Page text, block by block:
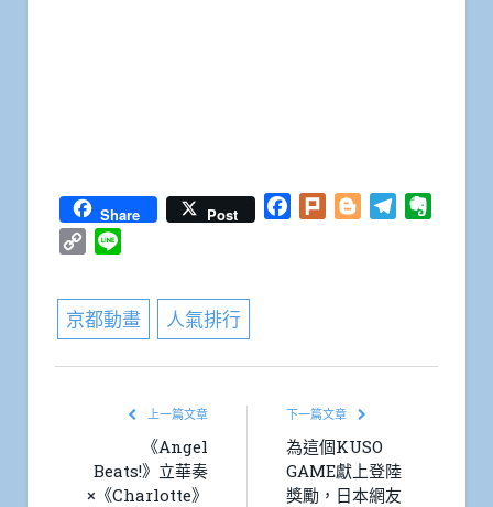
Share Post Facebook
Plurk BloggerTelegram
Copy
京都動畫 人氣排行
上一篇文章
《Angel
Beats!》立華奏
×《Charlotte》
下一篇文章
為這個KUSO
GAME獻上登陸
獎勵，日本網友